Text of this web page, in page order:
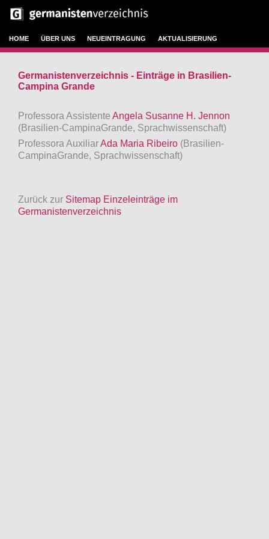
HOME ÜBER UNS NEUEINTRAGUNG AKTUALISIERUNG
Germanistenverzeichnis - Einträge in Brasilien-
Campina Grande
Professora Assistente Angela Susanne H. Jennon
(Brasilien-CampinaGrande, Sprachwissenschaft)
Professora AuxiliarAda Maria Ribeiro (Brasilien-
CampinaGrande, Sprachwissenschaft)
Zurück zur Sitemap Einzeleinträge im
Germanistenverzeichnis